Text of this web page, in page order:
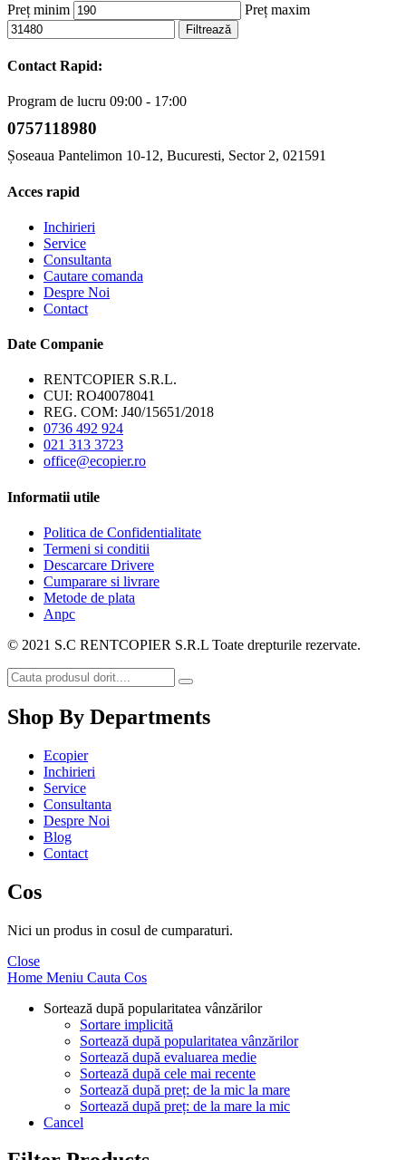
Preț minim Preț maxim
Filtrează
Contact Rapid:
Program de lucru 09:00 - 17:00
0757118980
Șoseaua Pantelimon 10-12, Bucuresti, Sector 2, 021591
Acces rapid
Inchirieri
Service
Consultanta
Cautare comanda
Despre Noi
Contact
Date Companie
RENTCOPIER S.R.L.
CUI: RO40078041
REG. COM: J40/15651/2018
0736 492 924
021 313 3723
office@ecopier.ro
Informatii utile
Politica de Confidentialitate
Termeni si conditii
Descarcare Drivere
Cumparare si livrare
Metode de plata
Anpc
© 2021 S.C RENTCOPIER S.R.L Toate drepturile rezervate.
Shop By Departments
Ecopier
Inchirieri
Service
Consultanta
Despre Noi
Blog
Contact
Cos
Nici un produs in cosul de cumparaturi.
Close
Home Meniu Cauta Cos
Sortează după popularitatea vânzărilor
Sortare implicită
Sortează după popularitatea vânzărilor
Sortează după evaluarea medie
Sortează după cele mai recente
Sortează după preț: de la mic la mare
Sortează după preț: de la mare la mic
Cancel